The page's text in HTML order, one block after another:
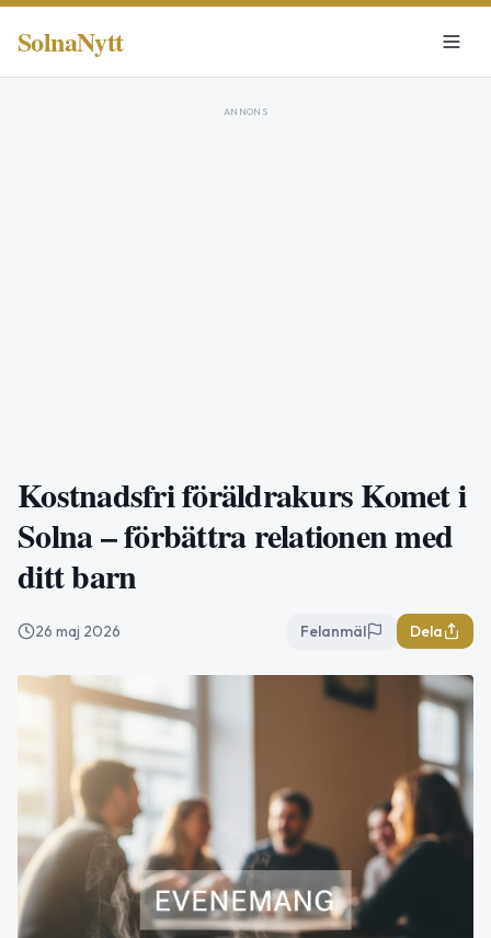
SolnaNytt
ANNONS
Kostnadsfri föräldrakurs Komet i
Solna – förbättra relationen med
ditt barn
26 maj 2026 Felanmäl Dela